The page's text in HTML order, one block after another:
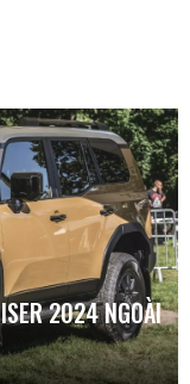
2024 NGOÀI